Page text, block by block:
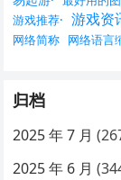
游戏推荐· 游戏资
网络简称 网络语言
归档
2025 年 7 月
2025 年 6 月